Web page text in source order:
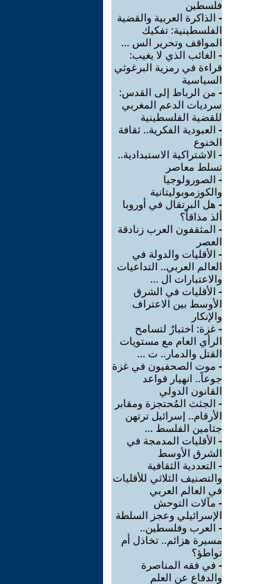
فلسطين
- الذاكرة العربية والقضية
الفلسطينية: تفكيك
المواقف وتحرير الس ...
- الغائب الذي لا يغيب:
قراءة في رمزية البرغوثي
السياسية
- من الرباط إلى القدس:
سرديات الدعم المغربي
للقضية الفلسطينية
- العبودية الفكرية.. ثقافة
الخنوع
- الاشتراكية الاستبدادية..
تسلط معاصر
- الصورولوجيا
والكوزموبوليتانية
- هل البرتقال في أوروبا
ألذ مذاقاً؟
- المثقفون العرب زنادقة
العصر
- الأقليات والدولة في
العالم العربي.. التداعيات
والاعتبارات ال ...
- الأقليات في الشرق
الأوسط بين الاعتراف
والإنكار
- غزة: اختبارٌ لتسامح
الرأي العام مع مستويات
القتل والدمار.. ت ...
- موت الصحفيون في غزة
جوعاً.. انهيار قواعد
القانون الدولي
- الجثث المُحتجزة ومقابر
الأرقام.. إسرائيل ترتهن
جثامين الفلسط ...
- الأقليات المدمجة في
الشرق الأوسط
- التعددية الثقافية
والتصنيف الثلاثي للأقليات
في العالم العربي
- مآلات التوحش
الإسرائيلي وعجز السلطة
- العرب وفلسطين..
مسيرة هزائم.. تخاذل أم
تواطؤ؟
- في فقه المناصرة
والدفاع عن العلم